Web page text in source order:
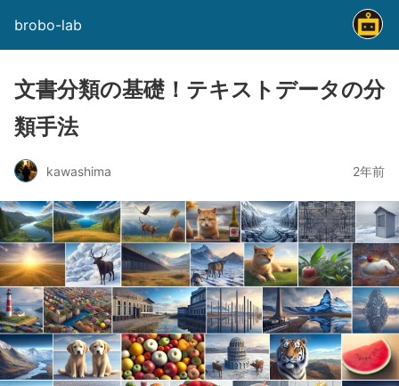
brobo-lab
文書分類の基礎！テキストデータの分
類手法
kawashima 2年前